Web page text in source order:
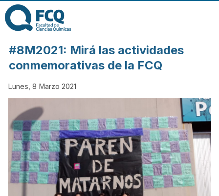
FACULTAD DE
CIENCIAS
QUÍMICAS DE
LA
UNIVERSIDAD
NACIONAL DE
#8M2021: Mirá las actividades
conmemorativas de la FCQ
Lunes, 8 Marzo 2021